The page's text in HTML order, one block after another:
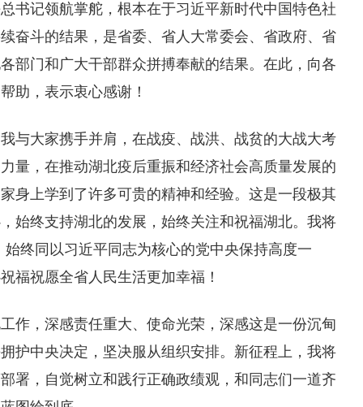
书记领航掌舵，根本在于习近平新时代中国特色社
奋斗的结果，是省委、省人大常委会、省政府、省
部门和广大干部群众拼搏奉献的结果。在此，向各
助，表示衷心感谢！
与大家携手并肩，在战疫、战洪、战贫的大战大考
量，在推动湖北疫后重振和经济社会高质量发展的
身上学到了许多可贵的精神和经验。这是一段极其
始终支持湖北的发展，始终关注和祝福湖北。我将
始终同以习近平同志为核心的党中央保持高度一
福祝愿全省人民生活更加幸福！
作，深感责任重大、使命光荣，深感这是一份沉甸
护中央决定，坚决服从组织安排。新征程上，我将
署，自觉树立和践行正确政绩观，和同志们一道齐